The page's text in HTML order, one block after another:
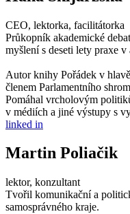
CEO, lektorka, facilitátorka
Průkopník akademické
myšlení s deseti lety praxe
Autor knihy Pořádek v
členem Parlamentního
Pomáhal vrcholovým
v médiích a jiné výstupy s
linked in
Martin Poliačik
lektor, konzultant
Tvořil komunikační a
samosprávného kraje.